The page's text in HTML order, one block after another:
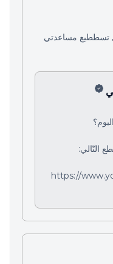
تسططيع مساعدتي
التّالي:
https://